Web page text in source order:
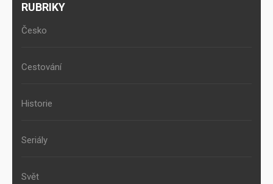
RUBRIKY
Česko
Cestování
Historie
Seriály
Svět